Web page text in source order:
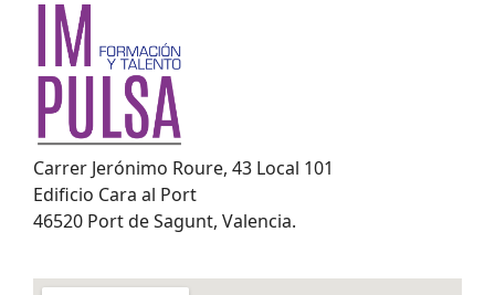
Carrer Jerónimo Roure, 43 Local 101
Edificio Cara al Port
46520 Port de Sagunt, Valencia.